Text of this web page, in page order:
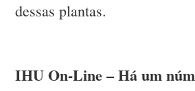
dessas plantas.
IHU On-Line – Há um